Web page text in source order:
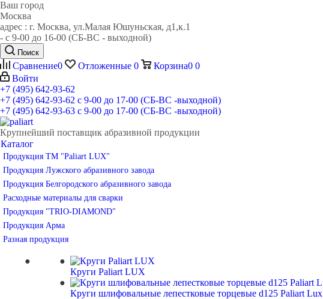
Ваш город
Москва
адрес : г. Москва, ул.Малая Юшуньская, д1,к.1
- c 9-00 до 16-00 (СБ-ВС - выходной)
Поиск
Сравнение0 Отложенные 0 Корзина0 0
Войти
+7 (495) 642-93-62
+7 (495) 642-93-62 c 9-00 до 17-00 (СБ-ВС -выходной)
+7 (495) 642-93-63 c 9-00 до 17-00 (СБ-ВС -выходной)
Крупнейший поставщик абразивной продукции
Каталог
Продукция ТМ "Paliart LUX"
Продукция Лужского абразивного завода
Продукция Белгородского абразивного завода
Расходные материалы для сварки
Продукция "TRIO-DIAMOND"
Продукция Арма
Разная продукция
Круги Paliart LUX
Круги шлифовальные лепестковые торцевые d125 Paliart Lux